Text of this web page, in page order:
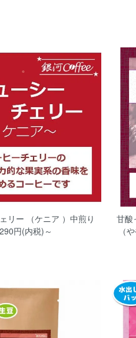
リー （ケニア ）中煎り
円(内税)～
甘酸
（